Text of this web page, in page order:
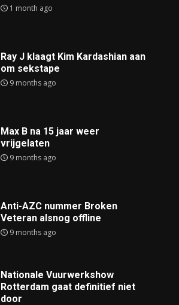
1 month ago
Ray J klaagt Kim Kardashian aan
om sekstape
9 months ago
Max B na 15 jaar weer
vrijgelaten
9 months ago
Anti-AZC nummer Broken
Veteran alsnog offline
9 months ago
Nationale Vuurwerkshow
Rotterdam gaat definitief niet
door